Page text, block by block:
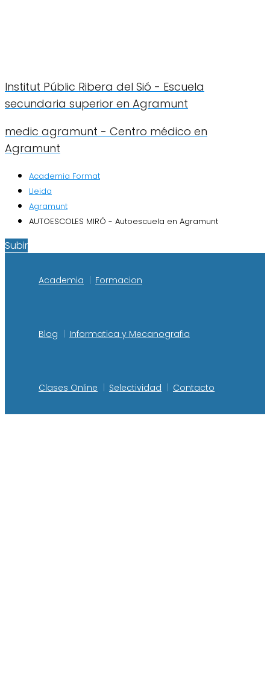
Institut Públic Ribera del Sió - Escuela
secundaria superior en Agramunt
medic agramunt - Centro médico en
Agramunt
Academia Format
Lleida
Agramunt
AUTOESCOLES MIRÓ - Autoescuela en Agramunt
Subir
Academia Formacion
Blog Informatica y Mecanografia
Clases Online Selectividad Contacto